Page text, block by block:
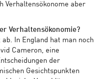
Verhaltensökonome aber
Verhaltensökonomie?
In England hat man noch
Cameron, eine
der
Gesichtspunkten